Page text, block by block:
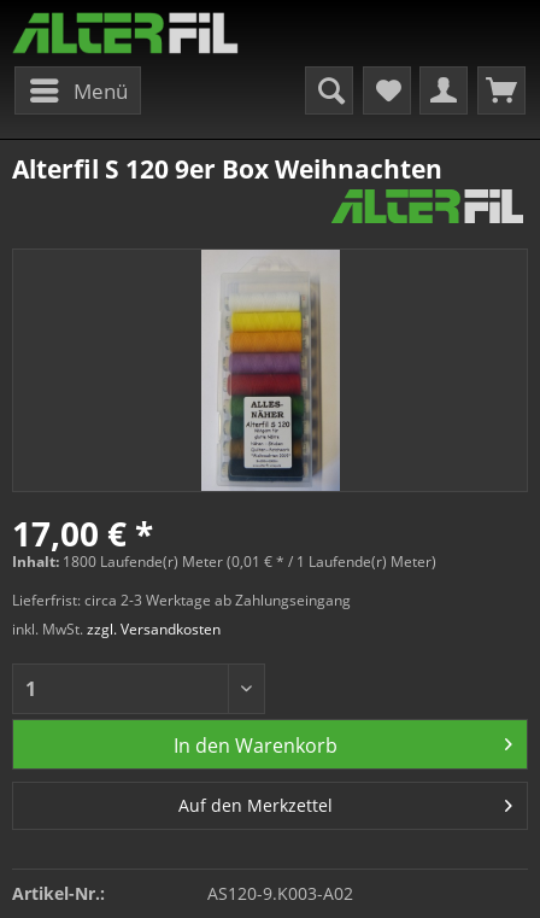
Menü
Alterfil S 120 9er Box Weihnachten
17,00 € *
Inhalt: 1800 Laufende(r) Meter (0,01 € * / 1 Laufende(r) Meter)
Lieferfrist: circa 2-3 Werktage ab Zahlungseingang
inkl. MwSt. zzgl. Versandkosten
In den Warenkorb
Auf den Merkzettel
Artikel-Nr.: AS120-9.K003-A02